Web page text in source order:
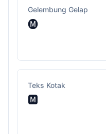
Gelembung Gelap
🅜
Teks Kotak
🅼